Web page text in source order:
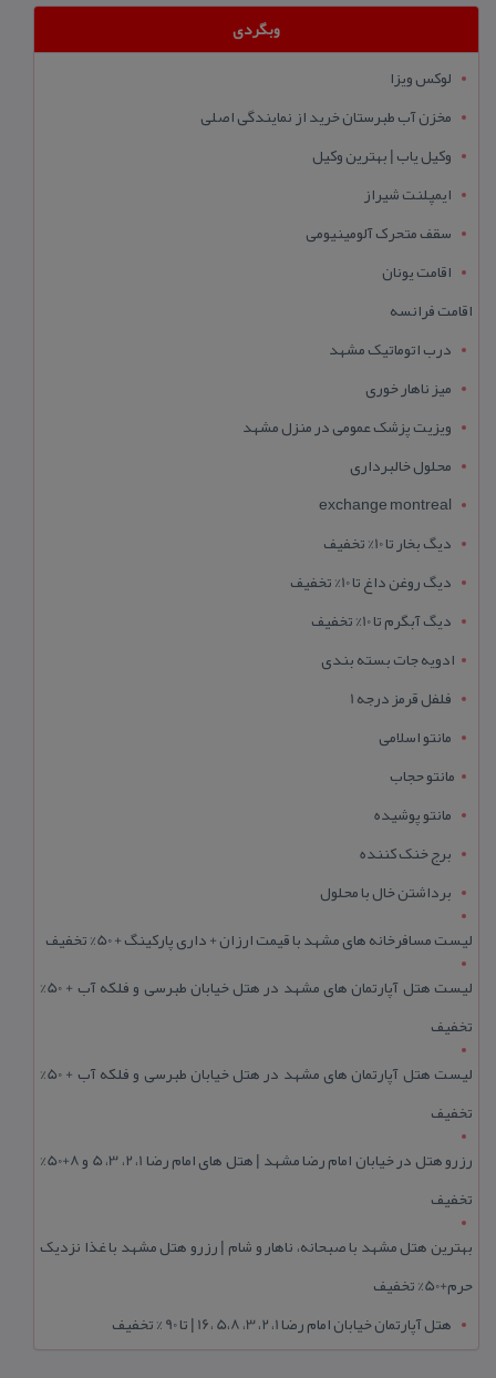
وبگردی
لوکس ویزا
مخزن آب طبرستان خرید از نمایندگی اصلی
وکیل یاب | بهترین وکیل
ایمپلنت شیراز
سقف متحرک آلومینیومی
اقامت یونان
اقامت فرانسه
درب اتوماتیک مشهد
میز ناهار خوری
ویزیت پزشک عمومی در منزل مشهد
محلول خالبرداری
exchange montreal
دیگ بخار تا 10% تخفیف
دیگ روغن داغ تا 10% تخفیف
دیگ آبگرم تا 10% تخفیف
ادویه جات بسته بندی
فلفل قرمز درجه 1
مانتو اسلامی
مانتو حجاب
مانتو پوشیده
برج خنک کننده
برداشتن خال با محلول
لیست مسافرخانه های مشهد با قیمت ارزان + داری پارکینگ + 50% تخفیف
لیست هتل آپارتمان های مشهد در هتل خیابان طبرسی و فلکه آب + 50%
تخفیف
لیست هتل آپارتمان های مشهد در هتل خیابان طبرسی و فلکه آب + 50%
تخفیف
رزرو هتل در خیابان امام رضا مشهد | هتل‌ های امام رضا 1، 2، 3، 5 و 8+50%
تخفیف
بهترین هتل مشهد با صبحانه، ناهار و شام | رزرو هتل مشهد با غذا نزدیک
حرم+50% تخفیف
هتل آپارتمان خیابان امام رضا 1، 2، 3، 5،8 ،16 | تا 90 % تخفیف